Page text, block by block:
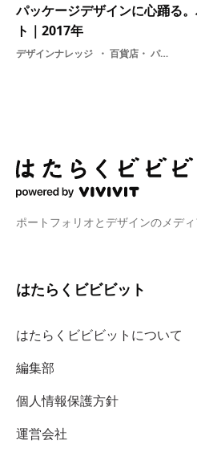
パッケージデザインに心踊る
ト｜2017年
デザインナレッジ 百貨店・ パッケージ・ デザイン・ お菓子・ グラフィックデザイン・ チョコレート・ バレンタイン
ポートフォリオとデザインのメデ
はたらくビビビット
はたらくビビビットについて
編集部
個人情報保護方針
運営会社